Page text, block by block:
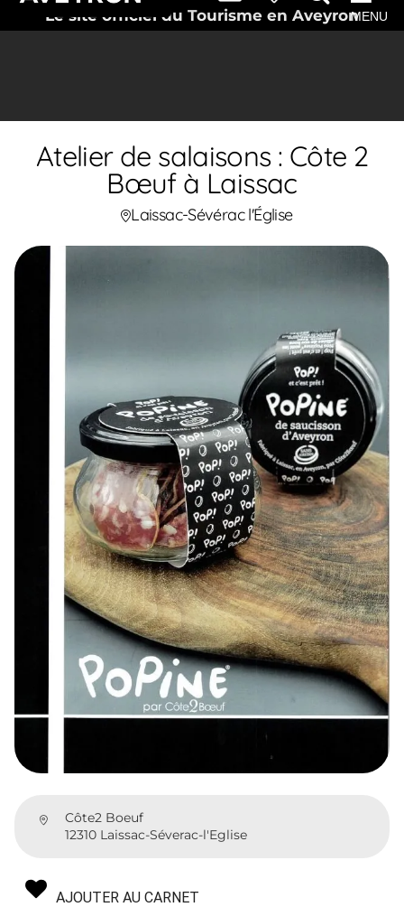
Le site officiel du Tourisme en AveyronMENU
Atelier de salaisons : Côte 2
Bœuf à Laissac
Laissac-Sévérac l'Église
Côte2 Boeuf
12310 Laissac-Séverac-l'Eglise
AJOUTER AU CARNET